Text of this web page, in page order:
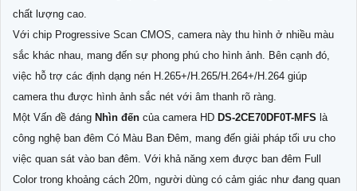
chất lượng cao.
Với chip Progressive Scan CMOS, camera này thu hình ở nhiều màu
sắc khác nhau, mang đến sự phong phú cho hình ảnh. Bên cạnh đó,
việc hỗ trợ các định dạng nén H.265+/H.265/H.264+/H.264 giúp
camera thu được hình ảnh sắc nét với âm thanh rõ ràng.
Một Vấn đề đáng Nhìn đến của camera HD DS-2CE70DF0T-MFS là
công nghệ ban đêm Có Màu Ban Đêm, mang đến giải pháp tối ưu cho
việc quan sát vào ban đêm. Với khả năng xem được ban đêm Full
Color trong khoảng cách 20m, người dùng có cảm giác như đang quan